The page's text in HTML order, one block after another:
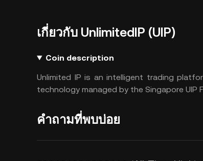
เกี่ยวกับ UnlimitedIP (UIP)
Coin description
Unlimited IP is an intelligent trading
technology managed by the Singapore UIP
คำถามที่พบบ่อย